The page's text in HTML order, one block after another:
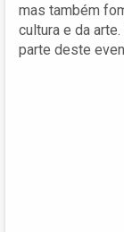
mas também
cultura e da
parte deste